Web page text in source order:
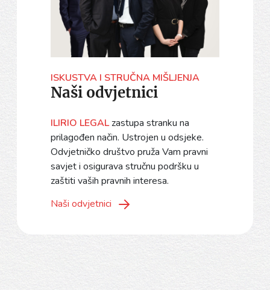
ISKUSTVA I STRUČNA MIŠLJENJA
Naši odvjetnici
ILIRIO LEGALzastupa stranku na
prilagođen način. Ustrojen u odsjeke.
Odvjetničko društvo pruža Vam pravni
savjet i osigurava stručnu podršku u
zaštiti vaših pravnih interesa.
Naši odvjetnici